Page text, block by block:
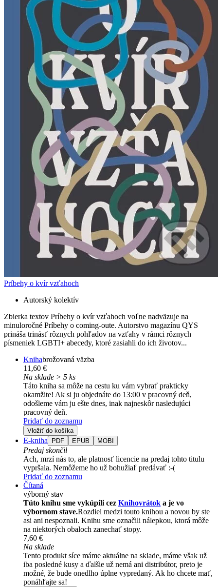
Príbehy o kvír vzťahoch
Autorský kolektív
Zbierka textov Príbehy o kvír vzťahoch voľne nadväzuje na
minuloročné Príbehy o coming-oute. Autorstvo magazínu QYS
prináša trinásť rôznych pohľadov na vzťahy v rámci rôznych
písmeniek LGBTI+ abecedy, ktoré zasiahli do ich životov...
Knihabrožovaná väzba
11,60 €
Na sklade > 5 ks
Táto kniha sa môže na cestu ku vám vybrať prakticky
okamžite! Ak si ju objednáte do 13:00 v pracovný deň,
odošleme vám ju ešte dnes, inak najneskôr nasledujúci
pracovný deň.
Pridať do zoznamu
Vložiť do košíka
E-kniha PDF EPUB MOBI
Predaj skončil
Ach, mrzí nás to, ale platnosť licencie na predaj tohto titulu
vypršala. Nemôžeme ho už bohužiaľ predávať :-(
Pridať do zoznamu
Čítaná
výborný stav
Túto knihu sme vykúpili cez Knihovrátok a je vo
výbornom stave.Rozdiel medzi touto knihou a novou by ste
asi ani nespoznali. Knihu sme označili nálepkou, ktorá môže
na niektorých obaloch zanechať stopy.
7,60 €
Na sklade
Tento produkt síce máme aktuálne na sklade, máme však už
iba posledné kusy a ďalšie už nemá ani distribútor, preto je
možné, že bude onedlho úplne vypredaný. Ak ho chcete mať,
ponáhľajte sa!